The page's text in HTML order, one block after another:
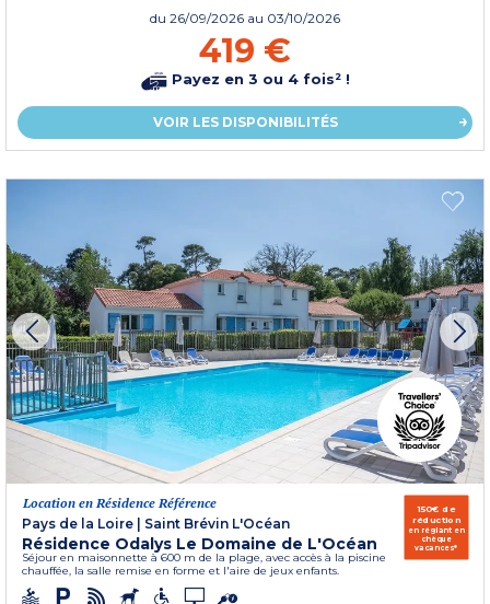
du 26/09/2026 au 03/10/2026
419 €
Payez en 3 ou 4 fois² !
VOIR LES DISPONIBILITÉS
Location en Résidence Référence
Pays de la Loire
Saint Brévin L'Océan
Résidence Odalys Le Domaine de L'Océan
Séjour en maisonnette à 600 m de la plage, avec accès à la piscine
chauffée, la salle remise en forme et l'aire de jeux enfants.
150€ de
réduction
en réglant en
chèque
vacances*